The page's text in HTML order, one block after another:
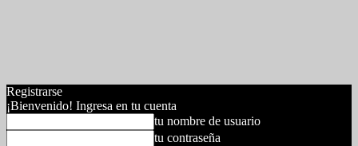
Registrarse
¡Bienvenido! Ingresa en tu cuenta
tu nombre de usuario
tu contraseña